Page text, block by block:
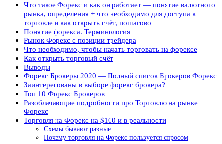
Что такое Форекс и как он работает — понятие валютного
рынка, определения + что необходимо для доступа к
торговле и как открыть счёт, пошагово
Понятие форекса. Терминология
Рынок Форекс с позиции трейдера
Что необходимо, чтобы начать торговать на форексе
Как открыть торговый счёт
Выводы
Форекс Брокеры 2020 — Полный список Брокеров Форекс
Заинтересованы в выборе форекс брокера?
Топ 10 Форекс Брокеров
Разоблачающие подробности про Торговлю на рынке
Форекс
Торговля на Форекс на $100 и в реальности
Схемы бывают разные
Почему торговля на Форекс пользуется спросом